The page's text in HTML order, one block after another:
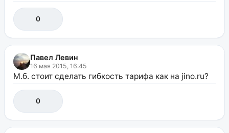
0
Павел Левин
16 мая 2015, 16:45
М.б. стоит сделать гибкость тарифа как на jino.ru?
0